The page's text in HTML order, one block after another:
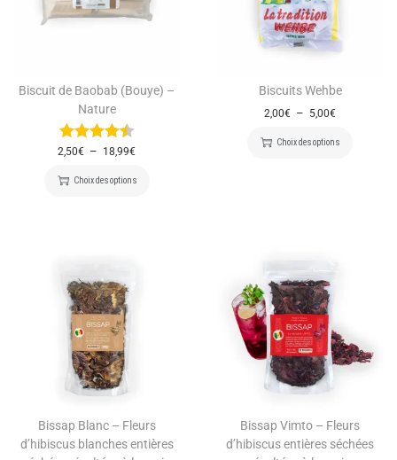
Biscuit de Baobab (Bouye) –
Nature
2,50€ – 18,99€
Choix des options
Biscuits Wehbe
2,00€ – 5,00€
Choix des options
Bissap Blanc – Fleurs
d’hibiscus blanches entières
Bissap Vimto – Fleurs
d’hibiscus entières séchées